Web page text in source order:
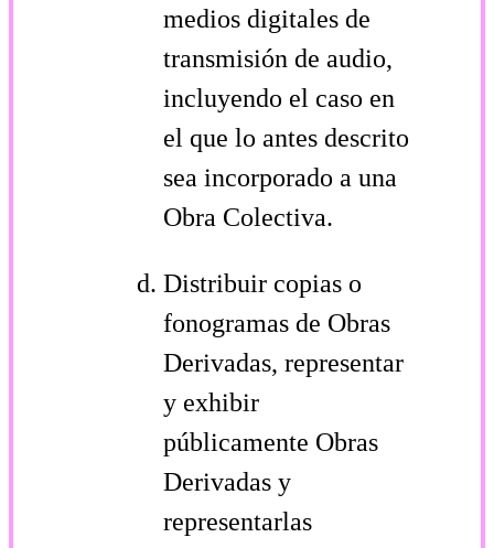
medios digitales de
transmisión de audio,
incluyendo el caso en
el que lo antes descrito
sea incorporado a una
Obra Colectiva.
Distribuir copias o
fonogramas de Obras
Derivadas, representar
y exhibir
públicamente Obras
Derivadas y
representarlas